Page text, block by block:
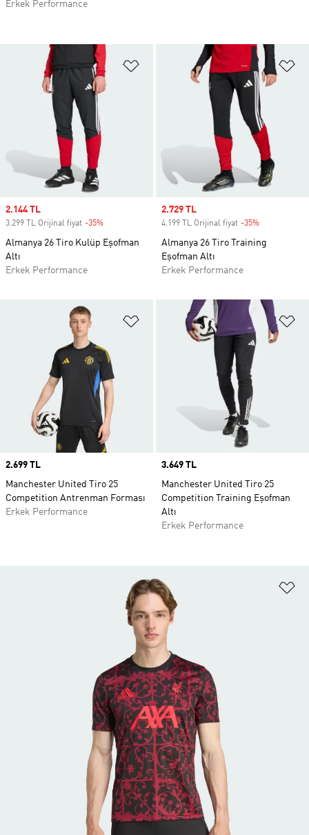
Favori Listesine Ekle
Sale price
2.144 TL
3.299 TL Orijinal fiyat -35%
Almanya 26 Tiro Kulüp Eşofman
Altı
Erkek Performance
Sale price
2.729 TL
4.199 TL Orijinal fiyat -35%
Almanya 26 Tiro Training
Eşofman Altı
Erkek Performance
Favori Listesine Ekle
Price
2.699 TL
Manchester United Tiro 25
Competition Antrenman Forması
Erkek Performance
Price
3.649 TL
Manchester United Tiro 25
Competition Training Eşofman
Altı
Erkek Performance
Erkek Performance